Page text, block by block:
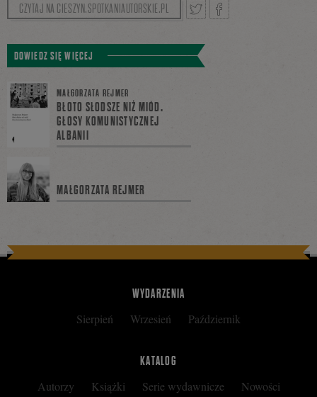
CZYTAJ NA CIESZYN.SPOTKANIAUTORSKIE.PL
Tweetnij
DOWIEDZ SIĘ WIĘCEJ
MAŁGORZATA REJMER
BŁOTO SŁODSZE NIŻ MIÓD.
GŁOSY KOMUNISTYCZNEJ
ALBANII
MAŁGORZATA REJMER
WYDARZENIA
Sierpień Wrzesień Październik
KATALOG
Autorzy Książki Serie wydawnicze
Nowości